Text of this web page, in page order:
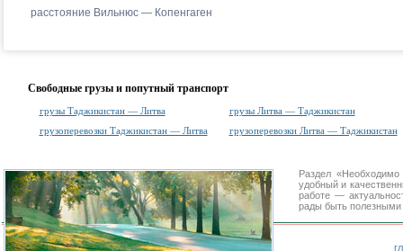
расстояние Вильнюс — Копенгаген
Свободные грузы и попутный транспорт
грузы Таджикистан — Литва
грузы Литва — Таджикистан
грузоперевозки Таджикистан — Литва
грузоперевозки Литва — Таджикистан
Раздел
удобный и
работе —
рады быть полезными